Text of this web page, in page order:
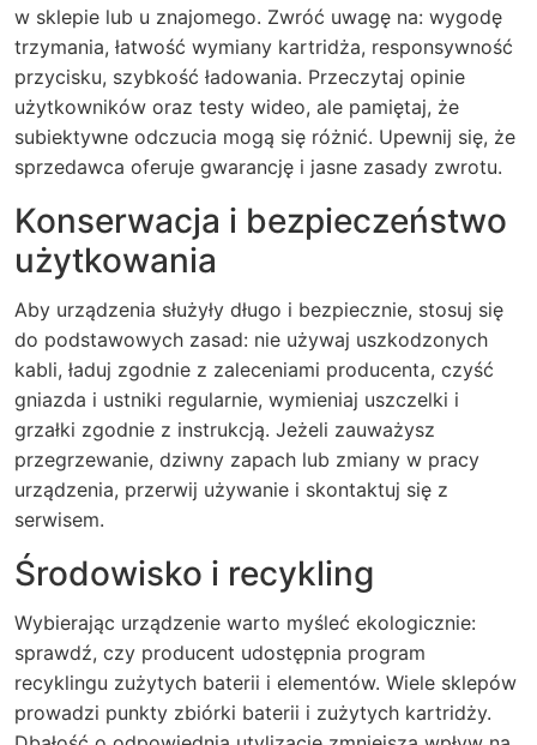
w sklepie lub u znajomego. Zwróć uwagę na: wygodę
trzymania, łatwość wymiany kartridża, responsywność
przycisku, szybkość ładowania. Przeczytaj opinie
użytkowników oraz testy wideo, ale pamiętaj, że
subiektywne odczucia mogą się różnić. Upewnij się, że
sprzedawca oferuje gwarancję i jasne zasady zwrotu.
Konserwacja i bezpieczeństwo
użytkowania
Aby urządzenia służyły długo i bezpiecznie, stosuj się
do podstawowych zasad: nie używaj uszkodzonych
kabli, ładuj zgodnie z zaleceniami producenta, czyść
gniazda i ustniki regularnie, wymieniaj uszczelki i
grzałki zgodnie z instrukcją. Jeżeli zauważysz
przegrzewanie, dziwny zapach lub zmiany w pracy
urządzenia, przerwij używanie i skontaktuj się z
serwisem.
Środowisko i recykling
Wybierając urządzenie warto myśleć ekologicznie:
sprawdź, czy producent udostępnia program
recyklingu zużytych baterii i elementów. Wiele sklepów
prowadzi punkty zbiórki baterii i zużytych kartridży.